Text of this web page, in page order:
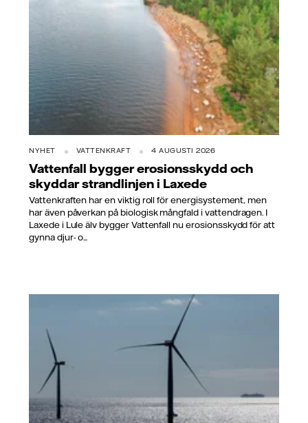
NYHET VATTENKRAFT 4 AUGUSTI 2026
Vattenfall bygger erosionsskydd och
skyddar strandlinjen i Laxede
Vattenkraften har en viktig roll för energisystement, men
har även påverkan på biologisk mångfald i vattendragen. I
Laxede i Lule älv bygger Vattenfall nu erosionsskydd för att
gynna djur- o...